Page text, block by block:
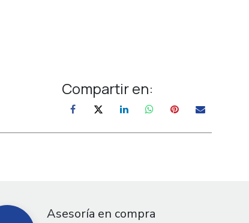
Compartir en:
Asesoría en compra